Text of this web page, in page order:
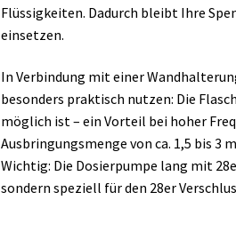
Flüssigkeiten. Dadurch bleibt Ihre
einsetzen.
In Verbindung mit einer
besonders praktisch nutzen: Die
möglich ist – ein Vorteil bei hoher
Ausbringungsmenge von ca. 1,5 bis
Wichtig: Die Dosierpumpe lang mit
sondern speziell für den 28er